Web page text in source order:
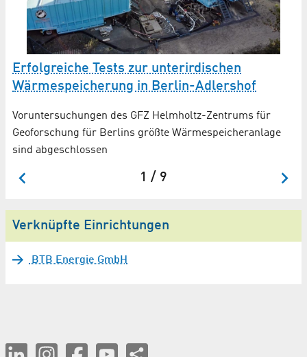
Erfolgreiche Tests zur unter­irdischen
Wärme­speicherung in Berlin-Adlershof
Voruntersuchungen des GFZ Helmholtz-Zentrums für
Geoforschung für Berlins größte Wärmespeicheranlage
sind abgeschlossen
1 / 9
Verknüpfte Einrichtungen
BTB Energie GmbH